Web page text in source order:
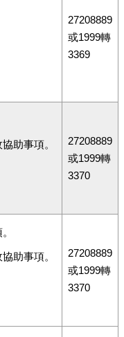
27208889
或1999轉
3369
助事項。
27208889
或1999轉
3370
助事項。
27208889
或1999轉
3370